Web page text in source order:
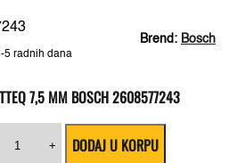
Brend: Bosch
5 radnih dana
7,5 MM BOSCH 2608577243
+ DODAJ U KORPU